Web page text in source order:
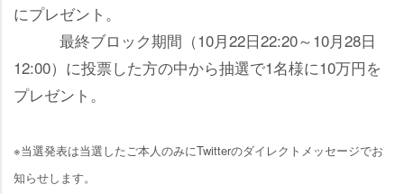
にプレゼント。
最終ブロック期間（10月22日22:20～10月28日
12:00）に投票した方の中から抽選で1名様に10万円を
プレゼント。
※当選発表は当選したご本人のみにTwitterのダイレクトメッセージでお
知らせします。